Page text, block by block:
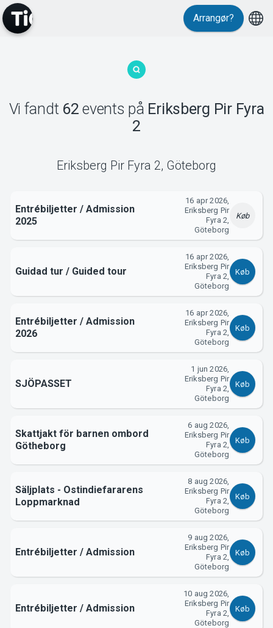
MyTickster
Support
Om Tickster
Arrangør?
Vi fandt 62 events på Eriksberg Pir Fyra
2
Eriksberg Pir Fyra 2, Göteborg
Entrébiljetter / Admission
2025
16 apr 2026,
Eriksberg Pir
Fyra 2,
Göteborg
Køb
Guidad tur / Guided tour
16 apr 2026,
Eriksberg Pir
Fyra 2,
Göteborg
Køb
Entrébiljetter / Admission
2026
16 apr 2026,
Eriksberg Pir
Fyra 2,
Göteborg
Køb
SJÖPASSET
1 jun 2026,
Eriksberg Pir
Fyra 2,
Göteborg
Køb
Skattjakt för barnen ombord
Götheborg
6 aug 2026,
Eriksberg Pir
Fyra 2,
Göteborg
Køb
Säljplats - Ostindiefararens
Loppmarknad
8 aug 2026,
Eriksberg Pir
Fyra 2,
Göteborg
Køb
Entrébiljetter / Admission
9 aug 2026,
Eriksberg Pir
Fyra 2,
Göteborg
Køb
Entrébiljetter / Admission
10 aug 2026,
Eriksberg Pir
Fyra 2,
Göteborg
Køb